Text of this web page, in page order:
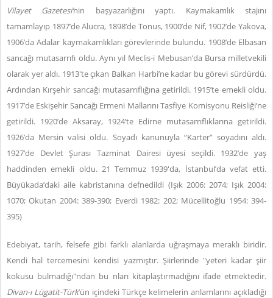
Vilayet Gazetesi’nin başyazarlığını yaptı. Kaymakamlık stajını
tamamlayıp 1897’de Alucra, 1898’de Tonus, 1900’de Nif, 1902’de Yakova,
1906’da Adalar kaymakamlıkları görevlerinde bulundu. 1908’de Elbasan
sancağı mutasarrıfı oldu. Aynı yıl Meclis-i Mebusan’da Bursa milletvekili
olarak yer aldı. 1913'te çıkan Balkan Harbi’ne kadar bu görevi sürdürdü.
Ardından Kırşehir sancağı mutasarrıflığına getirildi. 1915’te emekli oldu.
1917’de Eskişehir Sancağı Ermeni Mallarını Tasfiye Komisyonu Reisliği’ne
getirildi. 1920’de Aksaray, 1924’te Edirne mutasarrıflıklarına getirildi.
1926’da Mersin valisi oldu. Soyadı kanunuyla “Karter” soyadını aldı.
1927’de Devlet Şurası Tazminat Dairesi üyesi seçildi. 1932’de yaş
haddinden emekli oldu. 21 Temmuz 1939'da, İstanbul’da vefat etti.
Büyükada’daki aile kabristanına defnedildi (Işık 2006: 2074; Işık 2004:
1070; Okutan 2004: 389-390; Everdi 1982: 202; Mücellitoğlu 1954: 394-
395)
Edebiyat, tarih, felsefe gibi farklı alanlarda uğraşmaya meraklı biridir.
Kendi hal tercemesini kendisi yazmıştır. Şiirlerinde "yeteri kadar şiir
kokusu bulmadığı"ndan bu nları kitaplaştırmadığını ifade etmektedir.
Divan-ı Lügatit-Türk’ün içindeki Türkçe kelimelerin anlamlarını açıkladığı